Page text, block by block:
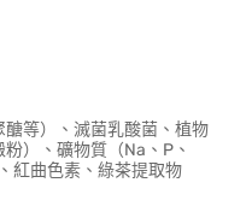
等）、滅菌乳酸菌、植物
）、礦物質（Na、P、
紅曲色素、綠茶提取物